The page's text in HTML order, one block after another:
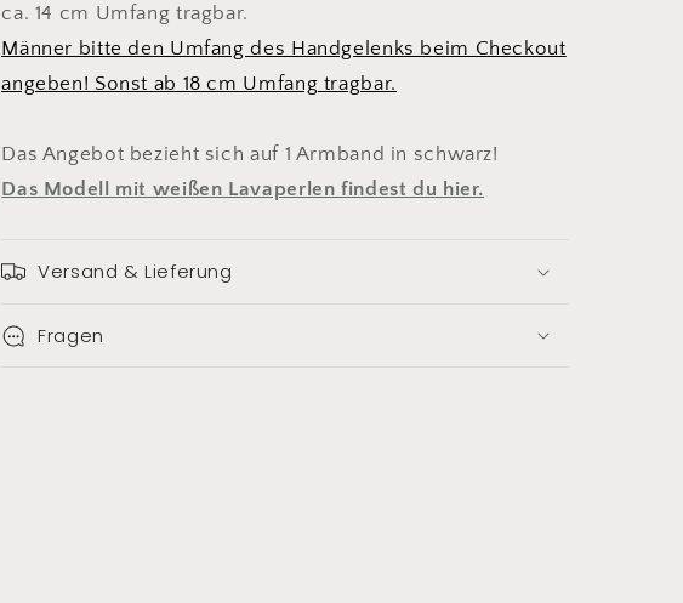
ca. 14 cm Umfang tragbar.
Männer bitte den Umfang des Handgelenks beim Checkout
angeben! Sonst ab 18 cm Umfang tragbar.
Das Angebot bezieht sich auf 1 Armband in schwarz!
Das Modell mit weißen Lavaperlen findest du hier.
Versand & Lieferung
Fragen